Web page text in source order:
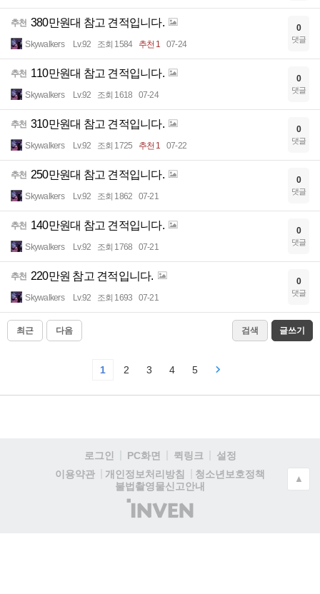
추천 380만원대 참고 견적입니다.
Skywalkers Lv.92 조회 1584 추천 1 07-24
0
댓글
추천 110만원대 참고 견적입니다.
Skywalkers Lv.92 조회 1618 07-24
0
댓글
추천 310만원대 참고 견적입니다.
Skywalkers Lv.92 조회 1725 추천 1 07-22
0
댓글
추천 250만원대 참고 견적입니다.
Skywalkers Lv.92 조회 1862 07-21
0
댓글
추천 140만원대 참고 견적입니다.
Skywalkers Lv.92 조회 1768 07-21
0
댓글
추천 220만원 참고 견적입니다.
Skywalkers Lv.92 조회 1693 07-21
0
댓글
최근 다음 검색 글쓰기
1 2 3 4 5
로그인 PC화면 퀵링크
설정
이용약관
개인정보처리방침
청소년보호정책
불법촬영물신고안내
(주)
인
▲